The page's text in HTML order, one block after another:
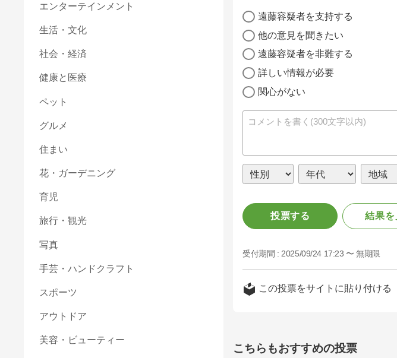
遠藤容疑者を支持する
他の意見を聞きたい
遠藤容疑者を非難する
詳しい情報が必要
関心がない
投票する 結果を
受付期間 : 2025/09/24 17:23 〜 無期限
この投票をサイトに貼り付ける
こちらもおすすめの投票
エンターテインメント
生活・文化
社会・経済
健康と医療
ペット
グルメ
住まい
花・ガーデニング
育児
旅行・観光
写真
手芸・ハンドクラフト
スポーツ
アウトドア
美容・ビューティー